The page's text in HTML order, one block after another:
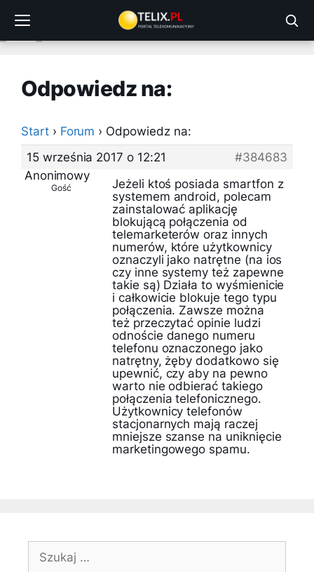
treści
Odpowiedz na:
Start › Forum › Odpowiedz na:
15 września 2017 o 12:21
#384683
Anonimowy
Gość
Jeżeli ktoś posiada smartfon z
systemem android, polecam
zainstalować aplikację
blokującą połączenia od
telemarketerów oraz innych
numerów, które użytkownicy
oznaczyli jako natrętne (na ios
czy inne systemy też zapewne
takie są) Działa to wyśmienicie
i całkowicie blokuje tego typu
połączenia. Zawsze można
też przeczytać opinie ludzi
odnoście danego numeru
telefonu oznaczonego jako
natrętny, żęby dodatkowo się
upewnić, czy aby na pewno
warto nie odbierać takiego
połączenia telefonicznego.
Użytkownicy telefonów
stacjonarnych mają raczej
mniejsze szanse na uniknięcie
marketingowego spamu.
Szukaj: